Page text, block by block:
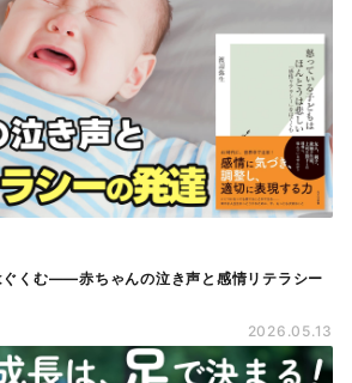
ぐくむ――赤ちゃんの泣き声と感情リテラシー
2026.05.13